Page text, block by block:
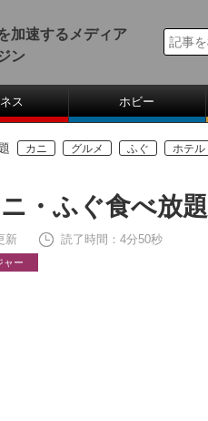
加速するメディア
ン
ス ホビー
カニ グルメ ふぐ ホテル
・ふぐ食べ放題
新 読了時間：4分50秒
ャー